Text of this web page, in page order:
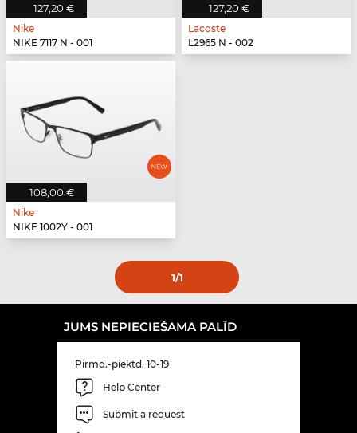
127,20 €
Nike
NIKE 7117 N - 001
127,20 €
Lacoste
L2965 N - 002
108,00 €
Nike
NIKE 1002Y - 001
1/1
JUMS NEPIECIEŠAMA PALĪD
Pirmd.-piektd. 10-19
Help Center
Submit a request